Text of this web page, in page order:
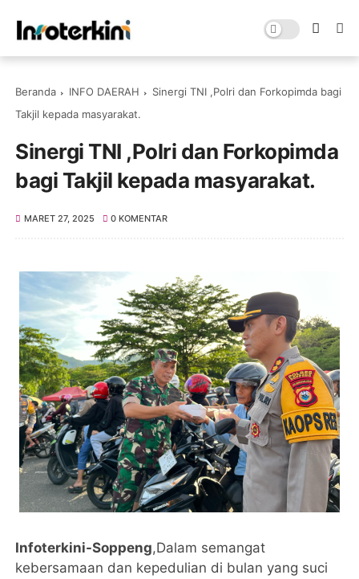
Beranda INFO DAERAH
Sinergi TNI ,Polri dan Forkopimda bagi
Takjil kepada masyarakat.
Sinergi TNI ,Polri dan Forkopimda
bagi Takjil kepada masyarakat.
MARET 27, 2025 0 KOMENTAR
Infoterkini-Soppeng,Dalam semangat
kebersamaan dan kepedulian di bulan yang suci